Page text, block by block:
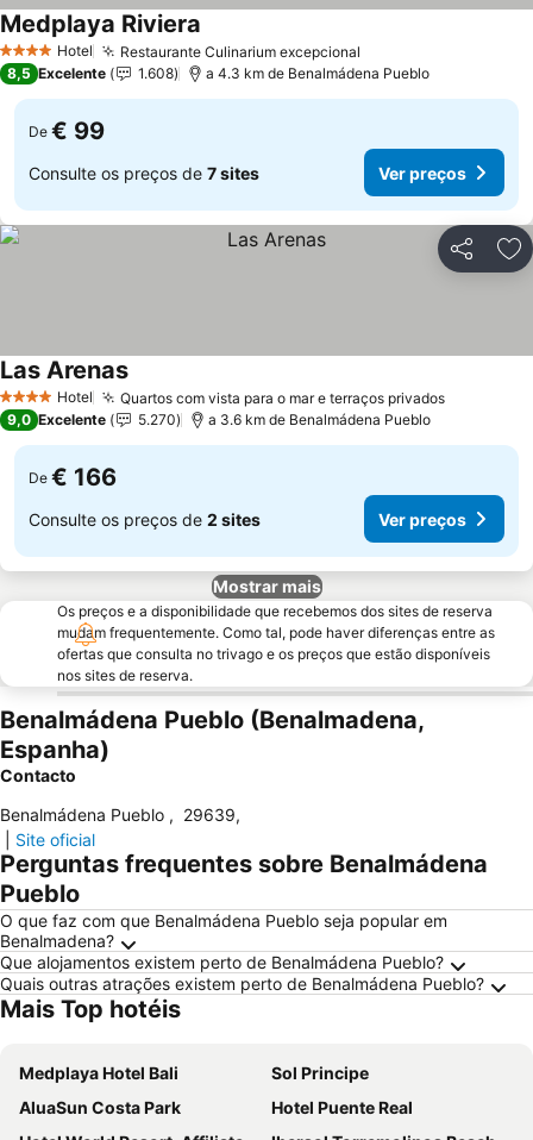
4 EstrelasHotel Restaurante Culinarium excepcional
Medplaya Riviera
8,5 Excelente 1.608 a 4.3 km de Benalmádena Pueblo
De € 99
Consulte os preços de 7 sites Ver preços
Partilhar
4 EstrelasHotel Quartos com vista para o mar e terraços privados
Las Arenas
9,0 Excelente 5.270 a 3.6 km de Benalmádena Pueblo
De € 166
Consulte os preços de 2 sites Ver preços
Mostrar mais
Os preços e a disponibilidade que recebemos dos sites de reserva
mudam frequentemente. Como tal, pode haver diferenças entre as
ofertas que consulta no trivago e os preços que estão disponíveis
nos sites de reserva.
Benalmádena Pueblo (Benalmadena,
Espanha)
Contacto
Benalmádena Pueblo , 29639,
Site oficial
Perguntas frequentes sobre Benalmádena
Pueblo
O que faz com que Benalmádena Pueblo seja popular em
Benalmadena?
Que alojamentos existem perto de Benalmádena Pueblo?
Quais outras atrações existem perto de Benalmádena Pueblo?
Mais Top hotéis
Medplaya Hotel Bali
Sol Principe
AluaSun Costa Park
Hotel Puente Real